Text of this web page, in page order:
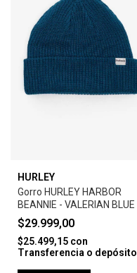
HURLEY
Gorro HURLEY HARBOR
BEANNIE - VALERIAN BLUE
$29.999,00
$25.499,15 con
Transferencia o depósito